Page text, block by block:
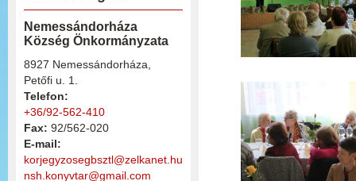
Nemessándorháza
Község Önkormányzata
8927 Nemessándorháza,
Petőfi u. 1.
Telefon:
+36/92-562-410
Fax: 92/562-020
E-mail:
korjegyzosegbsztl@zelkanet.hu
nsh.konyvtar@gmail.com